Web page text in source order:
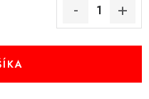
Obchodné podmienky
Reklamácia Kontakty